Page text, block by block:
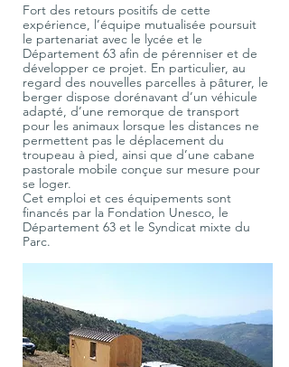
Fort des retours positifs de cette
expérience, l’équipe mutualisée poursuit
le partenariat avec le lycée et le
Département 63 afin de pérenniser et de
développer ce projet. En particulier, au
regard des nouvelles parcelles à pâturer, le
berger dispose dorénavant d’un véhicule
adapté, d’une remorque de transport
pour les animaux lorsque les distances ne
permettent pas le déplacement du
troupeau à pied, ainsi que d’une cabane
pastorale mobile conçue sur mesure pour
se loger.
Cet emploi et ces équipements sont
financés par la Fondation Unesco, le
Département 63 et le Syndicat mixte du
Parc.